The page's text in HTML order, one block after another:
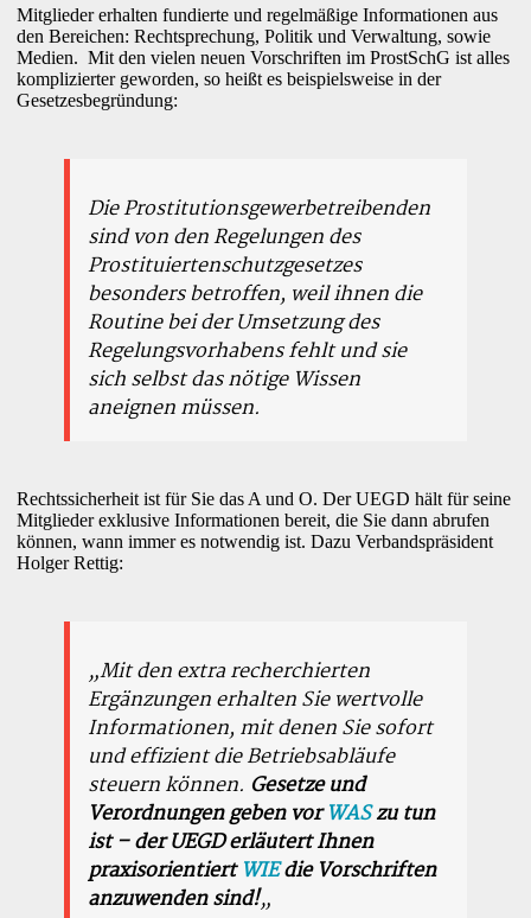
Mitglieder erhalten fundierte und regelmäßige Informationen aus
den Bereichen: Rechtsprechung, Politik und Verwaltung, sowie
Medien. Mit den vielen neuen Vorschriften im ProstSchG ist alles
komplizierter geworden, so heißt es beispielsweise in der
Gesetzesbegründung:
Die Prostitutionsgewerbetreibenden
sind von den Regelungen des
Prostituiertenschutzgesetzes
besonders betroffen, weil ihnen die
Routine bei der Umsetzung des
Regelungsvorhabens fehlt und sie
sich selbst das nötige Wissen
aneignen müssen.
Rechtssicherheit ist für Sie das A und O. Der UEGD hält für seine
Mitglieder exklusive Informationen bereit, die Sie dann abrufen
können, wann immer es notwendig ist. Dazu Verbandspräsident
Holger Rettig:
„Mit den extra recherchierten
Ergänzungen erhalten Sie wertvolle
Informationen, mit denen Sie sofort
und effizient die Betriebsabläufe
steuern können. Gesetze und
Verordnungen geben vorWASzu tun
ist – der UEGD erläutert Ihnen
praxisorientiertWIEdie Vorschriften
anzuwenden sind!„